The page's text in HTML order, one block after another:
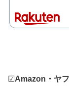
☑Amazon・ヤ